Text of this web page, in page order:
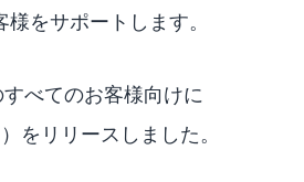
をサポートします。
べてのお客様向けに
をリリースしました。